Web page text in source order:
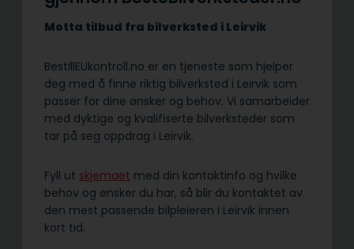
Motta tilbud fra bilverksted i Leirvik
BestillEUkontroll.no er en tjeneste som hjelper
deg med å finne riktig bilverksted i Leirvik som
passer for dine ønsker og behov. Vi samarbeider
med dyktige og kvalifiserte bilverksteder som
tar på seg oppdrag i Leirvik.
Fyll ut skjemaet med din kontaktinfo og hvilke
behov og ønsker du har, så blir du kontaktet av
den mest passende bilpleieren i Leirvik innen
kort tid.